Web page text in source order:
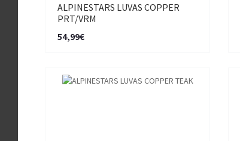
ALPINESTARS LUVAS COPPER
PRT/VRM
54,99€